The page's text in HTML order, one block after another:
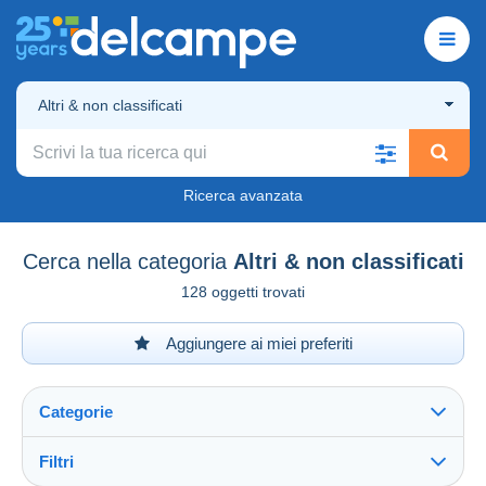
Altri & non classificati
Ricerca avanzata
Cerca nella categoria Altri & non classificati
128 oggetti trovati
Aggiungere ai miei preferiti
Categorie
Filtri